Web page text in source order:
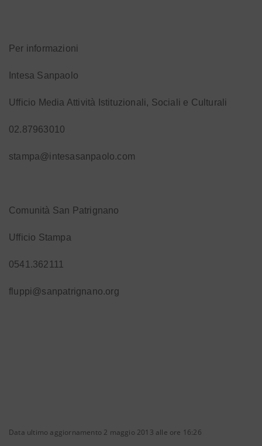
Per informazioni
Intesa Sanpaolo
Ufficio Media Attività Istituzionali, Sociali e Culturali
02.87963010
stampa@intesasanpaolo.com
Comunità San Patrignano
Ufficio Stampa
0541.362111
fluppi@sanpatrignano.org
Data ultimo aggiornamento 2 maggio 2013 alle ore 16:26